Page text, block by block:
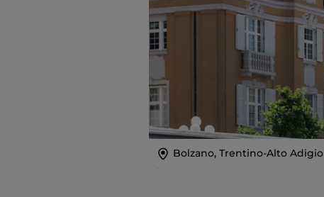
Bolzano, Trentino-Alto Adigio